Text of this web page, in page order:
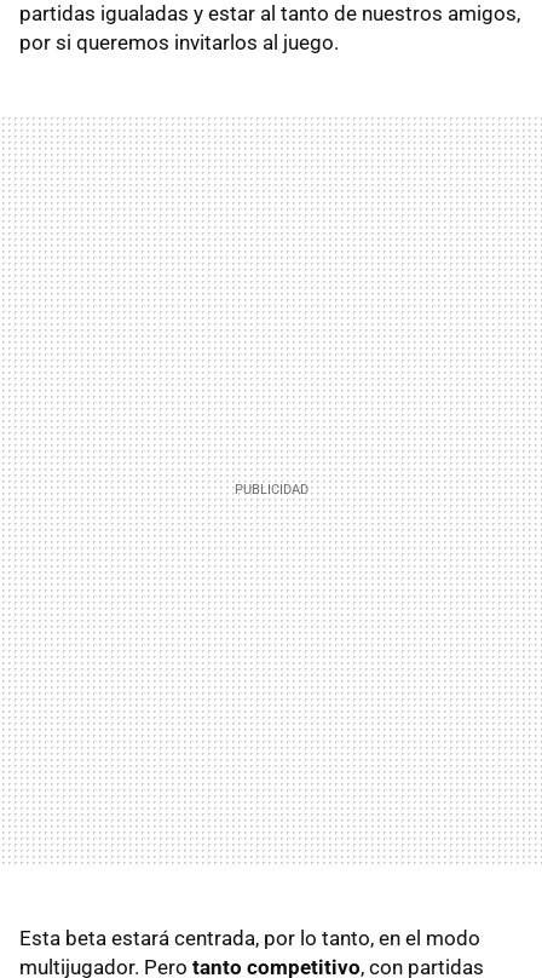
partidas igualadas y estar al tanto de nuestros amigos,
por si queremos invitarlos al juego.
Esta beta estará centrada, por lo tanto, en el modo
multijugador. Pero tanto competitivo, con partidas